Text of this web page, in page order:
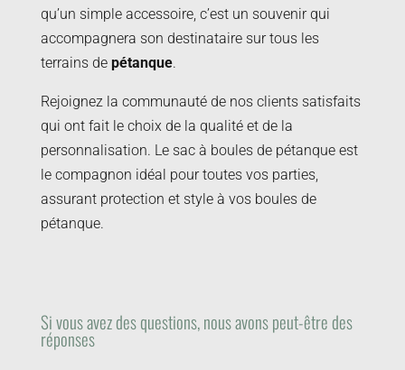
qu’un simple accessoire, c’est un souvenir qui
accompagnera son destinataire sur tous les
terrains de pétanque.
Rejoignez la communauté de nos clients satisfaits
qui ont fait le choix de la qualité et de la
personnalisation. Le sac à boules de pétanque est
le compagnon idéal pour toutes vos parties,
assurant protection et style à vos boules de
pétanque.
Si vous avez des questions, nous avons peut-être des
réponses